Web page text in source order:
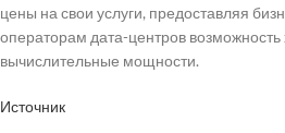
цены на свои услуги, предоставляя
операторам дата-центров возможность
вычислительные мощности.
Источник